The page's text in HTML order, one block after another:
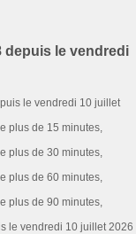
depuis le vendredi
le vendredi 10 juillet
plus de 15 minutes,
plus de 30 minutes,
plus de 60 minutes,
plus de 90 minutes,
le vendredi 10 juillet 2026